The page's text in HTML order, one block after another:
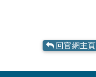
回官網主頁